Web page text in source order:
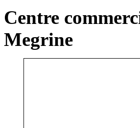
Centre
Megrine